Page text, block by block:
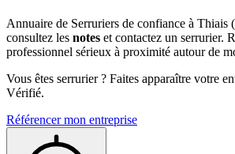
Annuaire de Serruriers de confiance à Thiais (
consultez les notes et contactez un serrurier.
professionnel sérieux à proximité autour de
Vous êtes serrurier ? Faites apparaître votre
Vérifié.
Référencer mon entreprise